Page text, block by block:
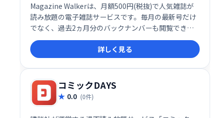
Magazine Walkerは、月額500円(税抜)で人気雑誌が
読み放題の電子雑誌サービスです。毎月の最新号だけ
でなく、過去2ヵ月分のバックナンバーも閲覧できま
す。
詳しく見る
コミックDAYS
0.0 (0件)